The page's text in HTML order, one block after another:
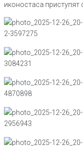
иконостаса приступят